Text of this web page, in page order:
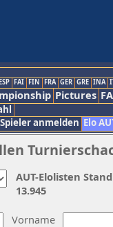
FAI FIN FRA GER GRE INA
Pictures
Spieler anmelden Elo
Vorname
AUT-Elolisten
13.945